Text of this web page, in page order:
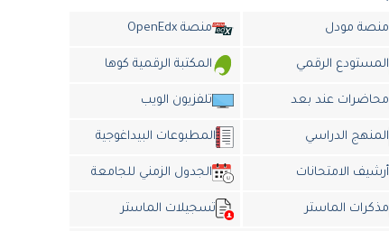
منصة مودل منصة OpenEdx
المستودع الرقمي المكتبة الرقمية كوها
محاضرات عند بعد تلفزيون الويب
المنهج الدراسي المطبوعات البيداغوجية
أرشيف الامتحانات الجدول الزمني للجامعة
مذكرات الماستر تسجيلات الماستر